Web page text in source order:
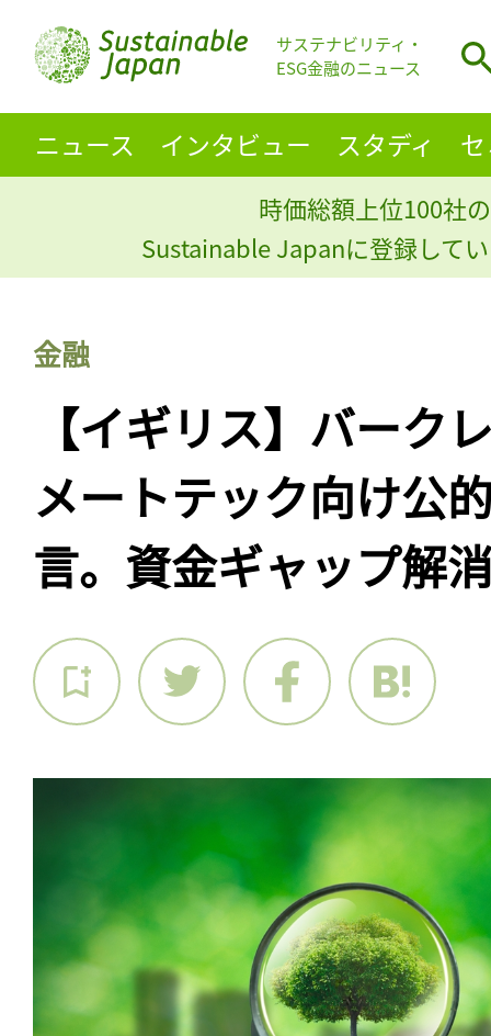
サステナビリティ・
ESG金融のニュース
ニュース インタビュー スタディ
時価総額上位100社
Sustainable Japanに登録して
金融
【イギリス】バーク
メートテック向け公
言。資金ギャップ解